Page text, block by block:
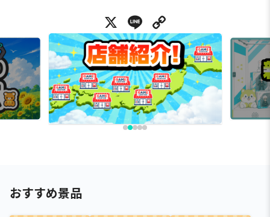
X Line
おすすめ景品